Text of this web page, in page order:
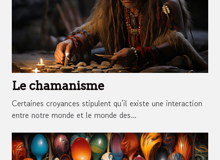
Le chamanisme
Certaines croyances stipulent qu’il existe une interaction
entre notre monde et le monde des...